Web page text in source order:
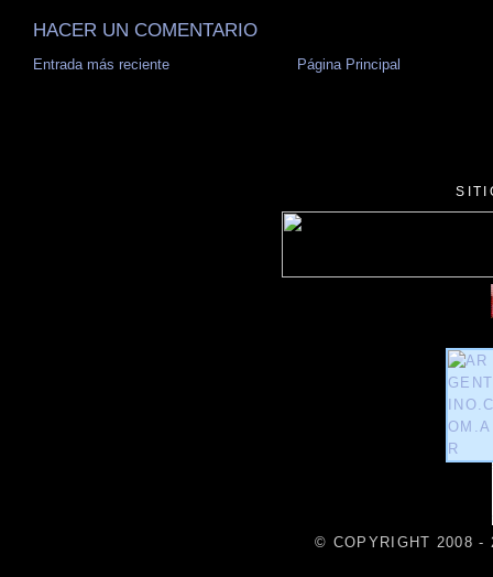
HACER UN COMENTARIO
Entrada más reciente Página Principal
© COPYRIGHT 2008